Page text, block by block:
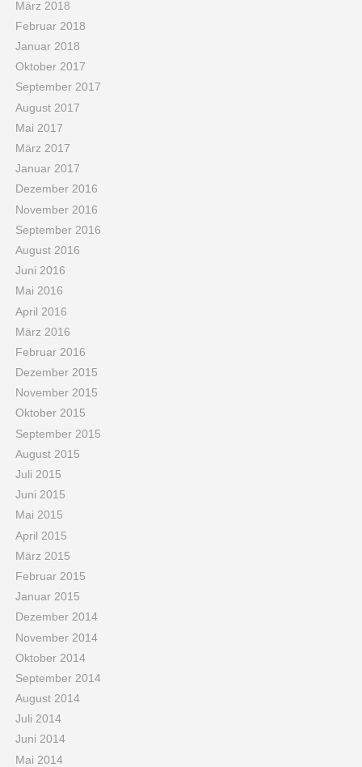
März 2018
Februar 2018
Januar 2018
Oktober 2017
September 2017
August 2017
Mai 2017
März 2017
Januar 2017
Dezember 2016
November 2016
September 2016
August 2016
Juni 2016
Mai 2016
April 2016
März 2016
Februar 2016
Dezember 2015
November 2015
Oktober 2015
September 2015
August 2015
Juli 2015
Juni 2015
Mai 2015
April 2015
März 2015
Februar 2015
Januar 2015
Dezember 2014
November 2014
Oktober 2014
September 2014
August 2014
Juli 2014
Juni 2014
Mai 2014